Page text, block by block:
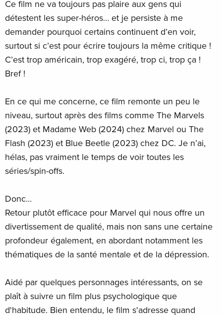
Ce film ne va toujours pas plaire aux gens qui
détestent les super-héros… et je persiste à me
demander pourquoi certains continuent d’en voir,
surtout si c’est pour écrire toujours la même critique !
C’est trop américain, trop exagéré, trop ci, trop ça !
Bref !
En ce qui me concerne, ce film remonte un peu le
niveau, surtout après des films comme The Marvels
(2023) et Madame Web (2024) chez Marvel ou The
Flash (2023) et Blue Beetle (2023) chez DC. Je n’ai,
hélas, pas vraiment le temps de voir toutes les
séries/spin-offs.
Donc…
Retour plutôt efficace pour Marvel qui nous offre un
divertissement de qualité, mais non sans une certaine
profondeur également, en abordant notamment les
thématiques de la santé mentale et de la dépression.
Aidé par quelques personnages intéressants, on se
plaît à suivre un film plus psychologique que
d'habitude. Bien entendu, le film s'adresse quand